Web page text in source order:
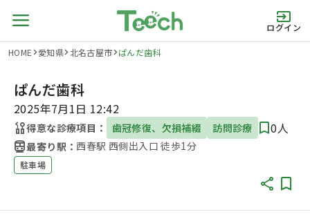
ログイン
HOME 愛知県 北名古屋市 ぱんだ歯科
ぱんだ歯科
2025年7月1日 12:42
得意な診療項目： 歯冠修復、欠損補綴 訪問診療 0人
最寄り駅： 西春駅 西側出入口 徒歩1分
駐車場